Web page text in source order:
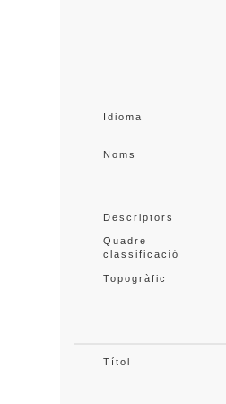
Idioma
Noms
Descriptors
Quadre
classificació
Topogràfic
Títol